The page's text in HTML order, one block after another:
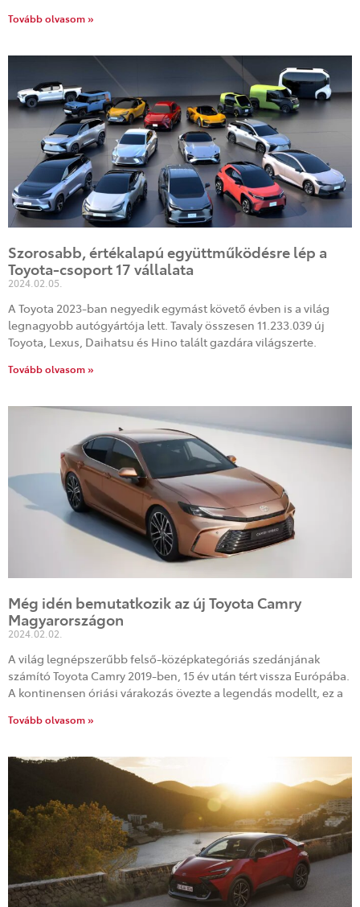
Tovább olvasom »
Szorosabb, értékalapú együttműködésre lép a
Toyota-csoport 17 vállalata
2024.02.05.
A Toyota 2023-ban negyedik egymást követő évben is a világ
legnagyobb autógyártója lett. Tavaly összesen 11.233.039 új
Toyota, Lexus, Daihatsu és Hino talált gazdára világszerte.
Tovább olvasom »
Még idén bemutatkozik az új Toyota Camry
Magyarországon
2024.02.02.
A világ legnépszerűbb felső-középkategóriás szedánjának
számító Toyota Camry 2019-ben, 15 év után tért vissza Európába.
A kontinensen óriási várakozás övezte a legendás modellt, ez a
Tovább olvasom »